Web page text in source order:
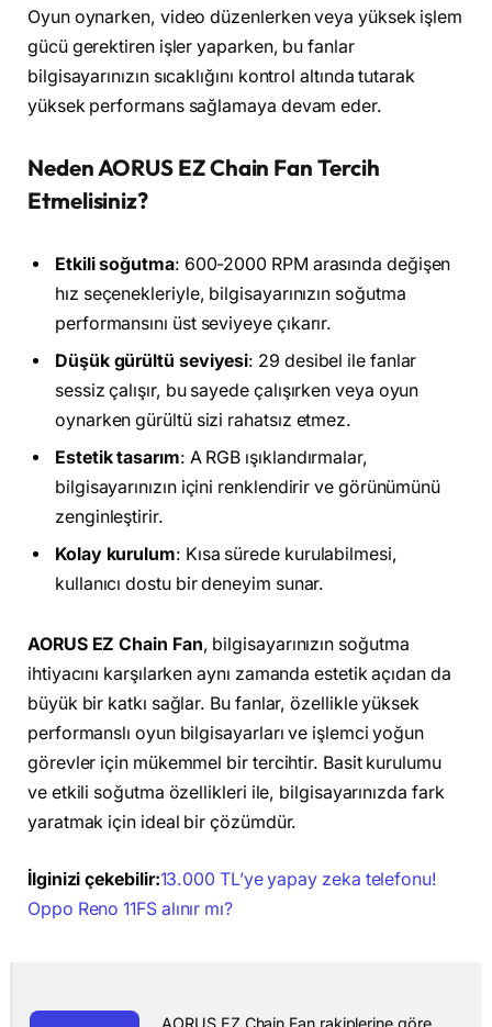
Oyun oynarken, video düzenlerken veya yüksek işlem
gücü gerektiren işler yaparken, bu fanlar
bilgisayarınızın sıcaklığını kontrol altında tutarak
yüksek performans sağlamaya devam eder.
Neden AORUS EZ Chain Fan Tercih
Etmelisiniz?
Etkili soğutma: 600-2000 RPM arasında değişen
hız seçenekleriyle, bilgisayarınızın soğutma
performansını üst seviyeye çıkarır.
Düşük gürültü seviyesi: 29 desibel ile fanlar
sessiz çalışır, bu sayede çalışırken veya oyun
oynarken gürültü sizi rahatsız etmez.
Estetik tasarım: A RGB ışıklandırmalar,
bilgisayarınızın içini renklendirir ve görünümünü
zenginleştirir.
Kolay kurulum: Kısa sürede kurulabilmesi,
kullanıcı dostu bir deneyim sunar.
AORUS EZ Chain Fan, bilgisayarınızın soğutma
ihtiyacını karşılarken aynı zamanda estetik açıdan da
büyük bir katkı sağlar. Bu fanlar, özellikle yüksek
performanslı oyun bilgisayarları ve işlemci yoğun
görevler için mükemmel bir tercihtir. Basit kurulumu
ve etkili soğutma özellikleri ile, bilgisayarınızda fark
yaratmak için ideal bir çözümdür.
İlginizi çekebilir:13.000 TL’ye yapay zeka telefonu!
Oppo Reno 11FS alınır mı?
AORUS EZ Chain Fan rakiplerine göre